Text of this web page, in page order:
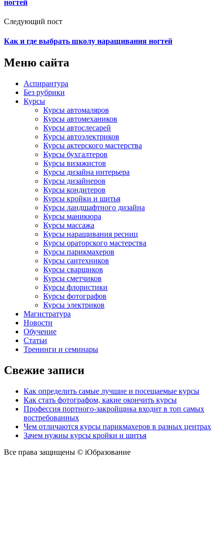
ногтей
Следующий пост
Как и где выбрать школу наращивания ногтей
Меню сайта
Аспирантура
Без рубрики
Курсы
Курсы автомаляров
Курсы автомехаников
Курсы автослесарей
Курсы автоэлектриков
Курсы актерского мастерства
Курсы бухгалтеров
Курсы визажистов
Курсы дизайна интерьера
Курсы дизайнеров
Курсы кондитеров
Курсы кройки и шитья
Курсы ландшафтного дизайна
Курсы маникюра
Курсы массажа
Курсы наращивания ресниц
Курсы ораторского мастерства
Курсы парикмахеров
Курсы сантехников
Курсы сварщиков
Курсы сметчиков
Курсы флористики
Курсы фотографов
Курсы электриков
Магистратура
Новости
Обучение
Статьи
Тренинги и семинары
Свежие записи
Как определить самые лучшие и посещаемые курсы
Как стать фотографом, какие окончить курсы
Профессия портного-закройщика входит в топ самых
востребованных
Чем отличаются курсы парикмахеров в разных центрах
Зачем нужны курсы кройки и шитья
Все права защищены © iОбразование